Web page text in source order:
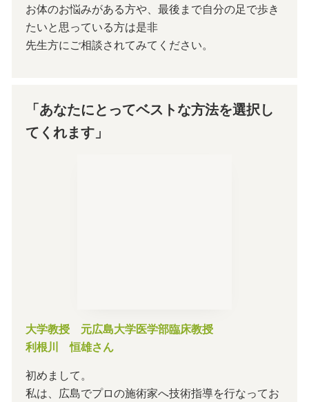
お体のお悩みがある方や、最後まで自分の足で歩き
たいと思っている方は是非
先生方にご相談されてみてください。
「あなたにとってベストな方法を選択し
てくれます」
大学教授 元広島大学医学部臨床教授
利根川 恒雄さん
初めまして。
私は、広島でプロの施術家へ技術指導を行なってお